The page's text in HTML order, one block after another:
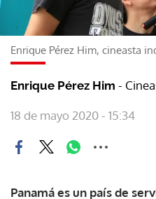
Enrique Pérez Him, cineasta
Enrique Pérez Him -
18 de mayo 2020 - 15:34
Panamá es un país de